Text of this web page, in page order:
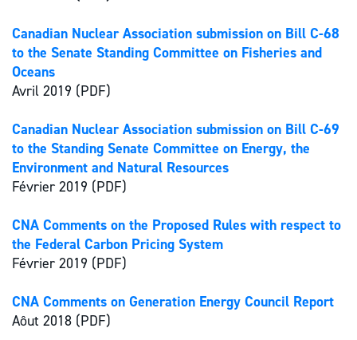
Canadian Nuclear Association submission on Bill C-68
to the Senate Standing Committee on Fisheries and
Oceans
Avril 2019 (PDF)
Canadian Nuclear Association submission on Bill C-69
to the Standing Senate Committee on Energy, the
Environment and Natural Resources
Février 2019 (PDF)
CNA Comments on the Proposed Rules with respect to
the Federal Carbon Pricing System
Février 2019 (PDF)
CNA Comments on Generation Energy Council Report
Aôut 2018 (PDF)